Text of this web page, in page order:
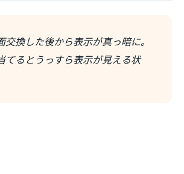
交換した後から表示が真っ暗に。
てるとうっすら表示が見える状